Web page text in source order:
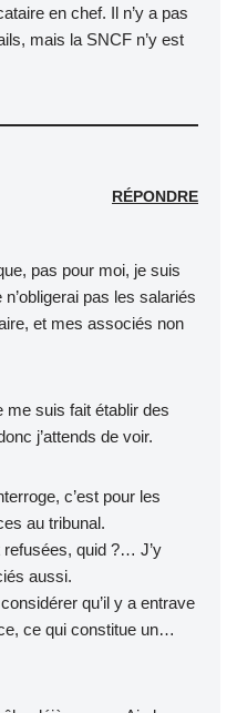
en chef. Il n’y a pas
mais la SNCF n’y est
RÉPONDRE
pas pour moi, je suis
pas les salariés
et mes associés non
me suis fait établir des
j’attends de voir.
c’est pour les
au tribunal.
quid ?… J’y
aussi.
qu’il y a entrave
ce qui constitue un…